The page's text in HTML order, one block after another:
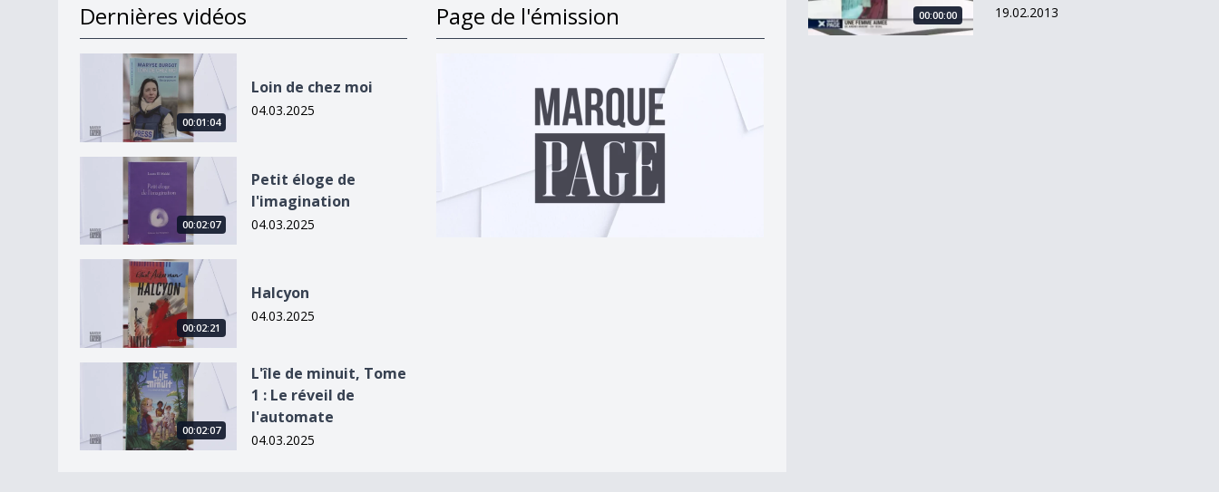
Dernières vidéos
Loin de chez moi
00:01:04
Loin de chez moi
04.03.2025
Petit éloge de l&#039;imagination
00:02:07
Petit éloge de
l'imagination
04.03.2025
Halcyon
00:02:21
Halcyon
04.03.2025
L&#039;île de minuit, Tome 1 : Le réveil de l&#039;automate
00:02:07
L'île de minuit, Tome
1 : Le réveil de
l'automate
04.03.2025
Page de l'émission 00:00:00 19.02.2013